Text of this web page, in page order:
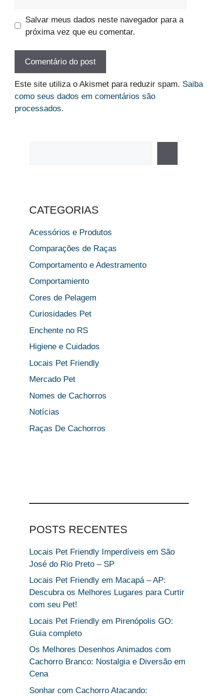
Salvar meus dados neste navegador para a
próxima vez que eu comentar.
Este site utiliza o Akismet para reduzir spam. Saiba
como seus dados em comentários são
processados.
CATEGORIAS
Acessórios e Produtos
Comparações de Raças
Comportamento e Adestramento
Comportamiento
Cores de Pelagem
Curiosidades Pet
Enchente no RS
Higiene e Cuidados
Locais Pet Friendly
Mercado Pet
Nomes de Cachorros
Notícias
Raças De Cachorros
POSTS RECENTES
Locais Pet Friendly Imperdíveis em São
José do Rio Preto – SP
Locais Pet Friendly em Macapá – AP:
Descubra os Melhores Lugares para Curtir
com seu Pet!
Locais Pet Friendly em Pirenópolis GO:
Guia completo
Os Melhores Desenhos Animados com
Cachorro Branco: Nostalgia e Diversão em
Cena
Sonhar com Cachorro Atacando: